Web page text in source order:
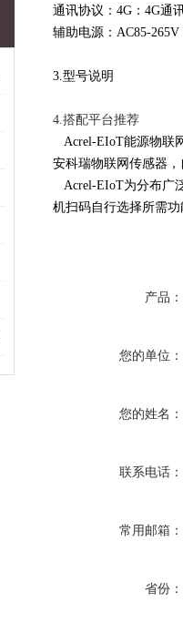
通讯协议：4G：4G通
辅助电源：AC85-265V
3.型号说明
4.搭配平台推荐
Acrel-EIoT能源物联
安科瑞物联网传感器
Acrel-EIoT为分布广
机扫码自行选择所需
产品：
您的单位：
您的姓名：
联系电话：
常用邮箱：
省份：